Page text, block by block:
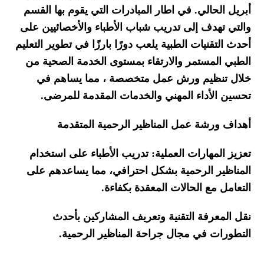
أبريل الحالي. في اطار المبادرات التي يقوم بها القسم
والتي تهدف إلى تدريب شباب الأطباء والأخصائيين على
أحدث التقنيات الطبية يلعب دورًا بارزًا في تطوير التعليم
الطبي المستمر والارتقاء بمستوى الخدمة الصحية من
خلال تنظيم ورش عمل متخصصة ، مما يساهم في
تحسين الأداء المهني والخدمات المقدمة للمرضى.
أهداف ورشة عمل المناظير الرحمية المتقدمة
تعزيز المهارات العملية: تدريب الأطباء على استخدام
المناظير الرحمية بشكل احترافي، مما يساعدهم على
التعامل مع الحالات المعقدة بكفاءة.
نقل المعرفة التقنية وتعريف المشاركين بأحدث
التطورات في مجال جراحة المناظير الرحمية.